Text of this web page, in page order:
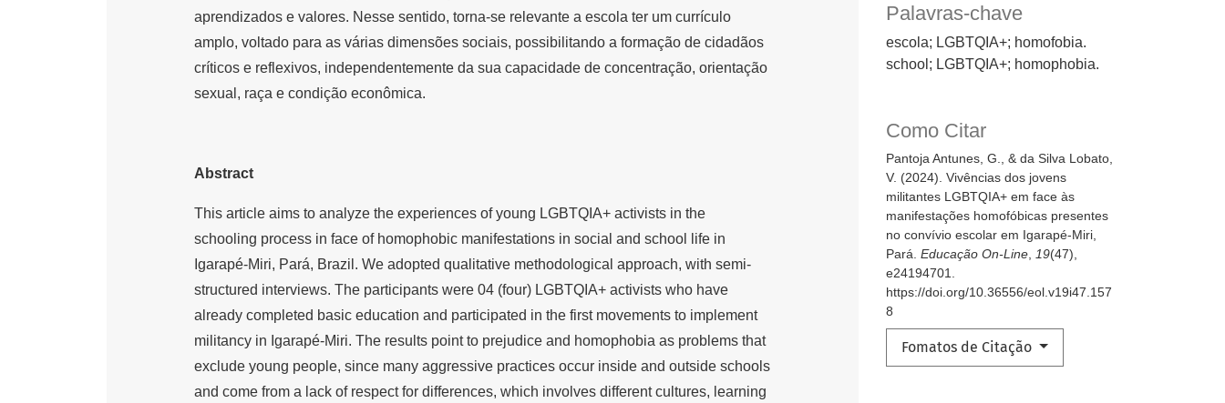
Palavras-chave
escola; LGBTQIA+; homofobia.
school; LGBTQIA+; homophobia.
Como Citar
Pantoja Antunes, G., & da Silva Lobato,
V. (2024). Vivências dos jovens
militantes LGBTQIA+ em face às
manifestações homofóbicas presentes
no convívio escolar em Igarapé-Miri,
Pará. Educação On-Line 19(47),
e24194701.
https://doi.org/10.36556/eol.v19i47.157
8
Fomatos de Citação
aprendizados e valores. Nesse sentido, torna-se relevante a escola ter um currículo
amplo, voltado para as várias dimensões sociais, possibilitando a formação de cidadãos
críticos e reflexivos, independentemente da sua capacidade de concentração, orientação
sexual, raça e condição econômica.
Abstract
This article aims to analyze the experiences of young LGBTQIA+ activists in the
schooling process in face of homophobic manifestations in social and school life in
Igarapé-Miri, Pará, Brazil. We adopted qualitative methodological approach, with semi-
structured interviews. The participants were 04 (four) LGBTQIA+ activists who have
already completed basic education and participated in the first movements to implement
militancy in Igarapé-Miri. The results point to prejudice and homophobia as problems that
exclude young people, since many aggressive practices occur inside and outside schools
and come from a lack of respect for differences, which involves different cultures, learning